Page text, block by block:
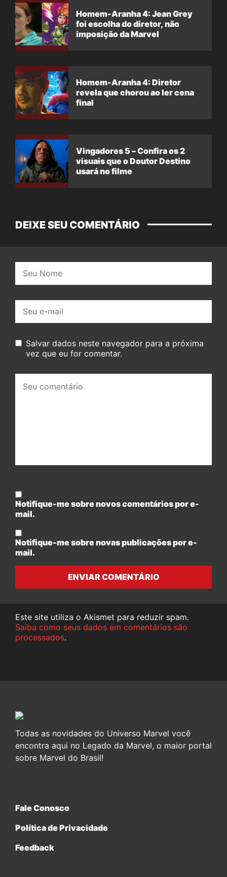
Homem-Aranha 4: Jean Grey
foi escolha do diretor, não
imposição da Marvel
Homem-Aranha 4: Diretor
revela que chorou ao ler cena
final
Vingadores 5 – Confira os 2
visuais que o Doutor Destino
usará no filme
DEIXE SEU COMENTÁRIO
mail:
Salvar dados neste navegador para a próxima
vez que eu for comentar.
comentário:
Notifique-me sobre novos comentários por e-
mail.
Notifique-me sobre novas publicações por e-
mail.
ENVIAR COMENTÁRIO
Este site utiliza o Akismet para reduzir spam.
Saiba como seus dados em comentários são
processados.
Todas as novidades do Universo Marvel você
encontra aqui no Legado da Marvel, o maior portal
sobre Marvel do Brasil!
Fale Conosco
Política de Privacidade
Feedback